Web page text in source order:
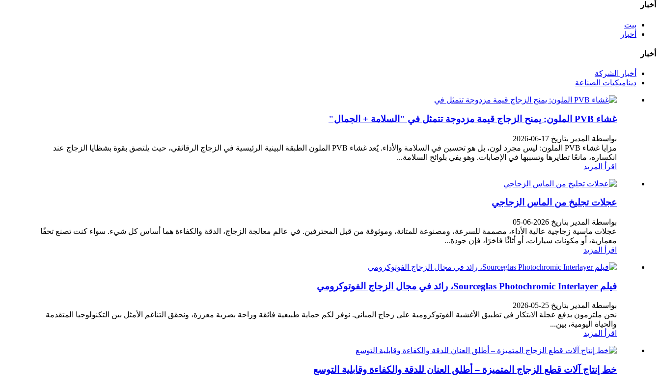
أخبار
بيت
أخبار
أخبار
أخبار الشركة
ديناميكيات الصناعة
غشاء PVB الملون: يمنح الزجاج قيمة مزدوجة تتمثل في "السلامة + الجمال"
بواسطة المدير بتاريخ 17-06-2026
مزايا غشاء PVB الملون: ليس مجرد لون، بل هو تحسين في السلامة والأداء. يُعد غشاء PVB الملون الطبقة البينية الرئيسية في الزجاج الرقائقي، حيث يلتصق بقوة بشظايا الزجاج عند
انكساره، مانعًا تطايرها وتسببها في الإصابات. وهو يفي بلوائح السلامة...
اقرأ المزيد
عجلات تجليخ من الماس الزجاجي
بواسطة المدير بتاريخ 2026-06-05
عجلات ماسية زجاجية عالية الأداء، مصممة للسرعة، ومصنوعة للمتانة، وموثوقة من قبل المحترفين. في عالم معالجة الزجاج، الدقة والكفاءة هما أساس كل شيء. سواء كنت تصنع تحفًا
معمارية، أو مكونات سيارات، أو أثاثًا فاخرًا، فإن جودة...
اقرأ المزيد
فيلم Sourceglas Photochromic Interlayer، رائد في مجال الزجاج الفوتوكرومي
بواسطة المدير بتاريخ 25-05-2026
نحن ملتزمون بدفع عجلة الابتكار في تطبيق الأغشية الفوتوكرومية على زجاج المباني. نوفر لكم حماية طبيعية فائقة وراحة بصرية معززة، ونحقق التناغم الأمثل بين التكنولوجيا المتقدمة
والحياة اليومية، بين...
اقرأ المزيد
خط إنتاج آلات قطع الزجاج المتميزة – أطلق العنان للدقة والكفاءة وقابلية التوسع